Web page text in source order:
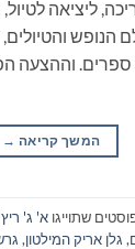
ליציאה
המשך קריאה →
שתוייגו א' ג' ריץ'
, גלן אריק המילטון,